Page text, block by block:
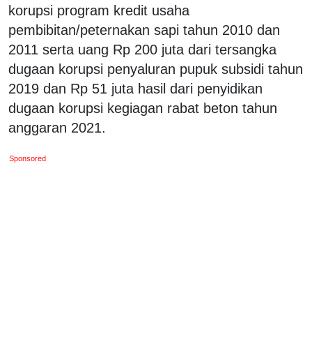
korupsi program kredit usaha
pembibitan/peternakan sapi tahun 2010 dan
2011 serta uang Rp 200 juta dari tersangka
dugaan korupsi penyaluran pupuk subsidi tahun
2019 dan Rp 51 juta hasil dari penyidikan
dugaan korupsi kegiagan rabat beton tahun
anggaran 2021.
Sponsored